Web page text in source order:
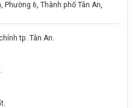
Phường 6, Thành phố Tân An,
tp. Tân An.